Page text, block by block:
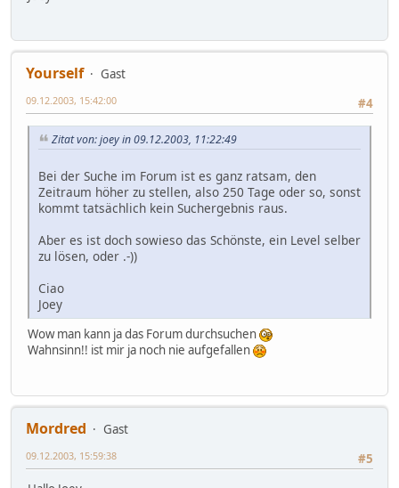
Yourself
Gast
#4
09.12.2003, 15:42:00
Zitat von: joey in 09.12.2003, 11:22:49
Bei der Suche im Forum ist es ganz ratsam, den
Zeitraum höher zu stellen, also 250 Tage oder so, sonst
kommt tatsächlich kein Suchergebnis raus.
Aber es ist doch sowieso das Schönste, ein Level selber
zu lösen, oder .-))
Ciao
Joey
Wow man kann ja das Forum durchsuchen
Wahnsinn!! ist mir ja noch nie aufgefallen
Mordred
Gast
#5
09.12.2003, 15:59:38